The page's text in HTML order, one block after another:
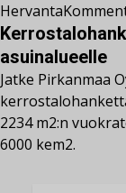
Hervanta
asuinalueelle
Jatke Pirkanmaa
2234 m2:n
6000 kem2.